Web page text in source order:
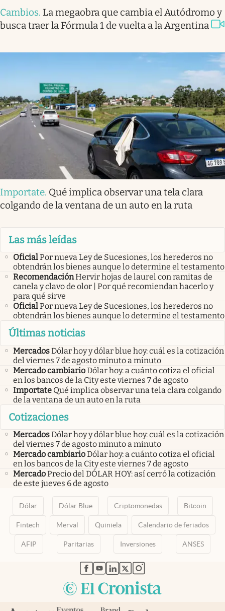
Cambios. La megaobra que cambia el Autódromo y
busca traer la Fórmula 1 de vuelta a la Argentina
Importate. Qué implica observar una tela clara
colgando de la ventana de un auto en la ruta
Las más leídas
OficialPor nueva Ley de Sucesiones, los herederos no
obtendrán los bienes aunque lo determine el testamento
RecomendaciónHervir hojas de laurel con ramitas de
canela y clavo de olor | Por qué recomiendan hacerlo y
para qué sirve
OficialPor nueva Ley de Sucesiones, los herederos no
obtendrán los bienes aunque lo determine el testamento
Últimas noticias
MercadosDólar hoy y dólar blue hoy: cuál es la cotización
del viernes 7 de agosto minuto a minuto
Mercado cambiarioDólar hoy: a cuánto cotiza el oficial
en los bancos de la City este viernes 7 de agosto
Importate Qué implica observar una tela clara colgando
de la ventana de un auto en la ruta
Cotizaciones
MercadosDólar hoy y dólar blue hoy: cuál es la cotización
del viernes 7 de agosto minuto a minuto
Mercado cambiarioDólar hoy: a cuánto cotiza el oficial
en los bancos de la City este viernes 7 de agosto
MercadoPrecio del DÓLAR HOY: así cerró la cotización
de este jueves 6 de agosto
Dólar Dólar Blue Criptomonedas Bitcoin
Fintech Merval Quiniela Calendario de feriados
AFIP Paritarias Inversiones ANSES
abre en nueva pestaña
abre en nueva pestaña
abre en nueva pestaña
abre en nueva pestaña
abre en nueva pestaña